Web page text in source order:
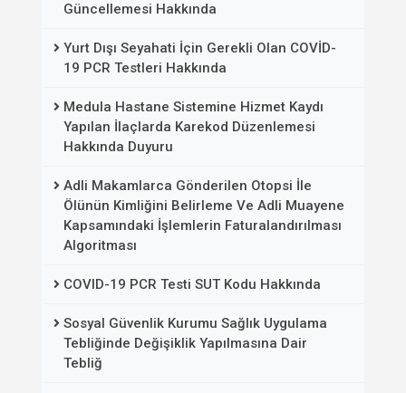
Güncellemesi Hakkında
Yurt Dışı Seyahati İçin Gerekli Olan COVİD-
19 PCR Testleri Hakkında
Medula Hastane Sistemine Hizmet Kaydı
Yapılan İlaçlarda Karekod Düzenlemesi
Hakkında Duyuru
Adli Makamlarca Gönderilen Otopsi İle
Ölünün Kimliğini Belirleme Ve Adli Muayene
Kapsamındaki İşlemlerin Faturalandırılması
Algoritması
COVID-19 PCR Testi SUT Kodu Hakkında
Sosyal Güvenlik Kurumu Sağlık Uygulama
Tebliğinde Değişiklik Yapılmasına Dair
Tebliğ